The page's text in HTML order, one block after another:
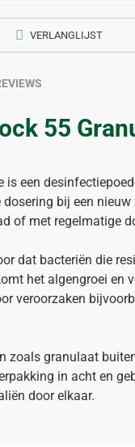
VERLANGLIJST
55
is een
bij een
of met regelmatige
dat bacteriën die
het algengroei en
veroorzaken
zoals granulaat
in acht en
door elkaar.